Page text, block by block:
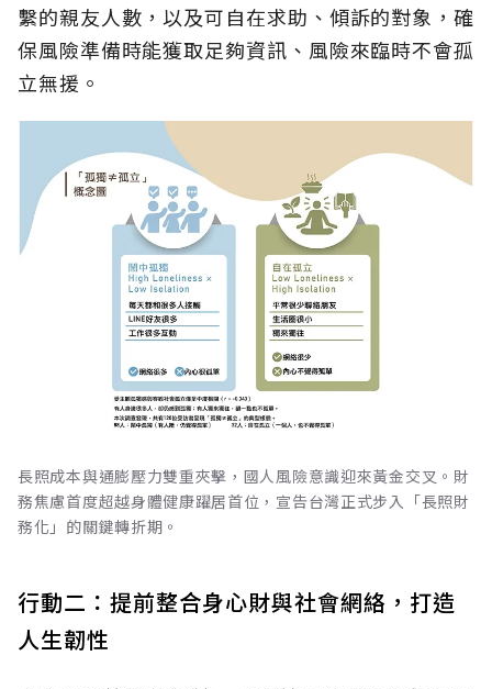
繫的親友人數，以及可自在求助、傾訴的對象，確
保風險準備時能獲取足夠資訊、風險來臨時不會孤
立無援。
長照成本與通膨壓力雙重夾擊，國人風險意識迎來黃金交叉。財
務焦慮首度超越身體健康躍居首位，宣告台灣正式步入「長照財
務化」的關鍵轉折期。
行動二：提前整合身心財與社會網絡，打造
人生韌性